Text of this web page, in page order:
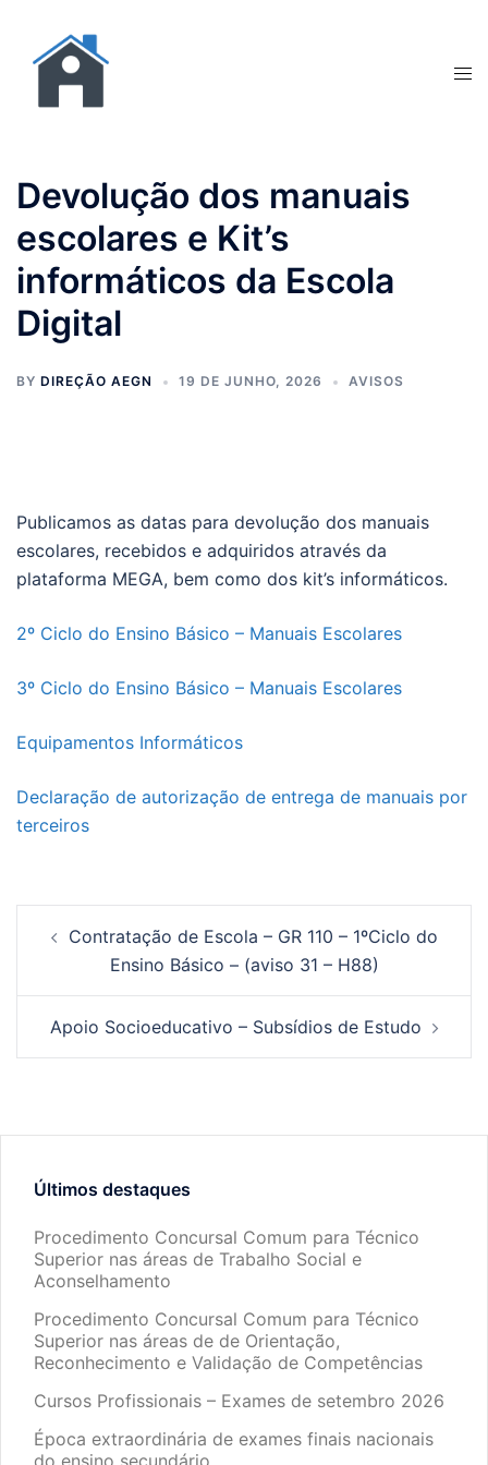
Devolução dos manuais
escolares e Kit’s
informáticos da Escola
Digital
BY DIREÇÃO AEGN 19 DE JUNHO, 2026 AVISOS
Publicamos as datas para devolução dos manuais
escolares, recebidos e adquiridos através da
plataforma MEGA, bem como dos kit’s informáticos.
2º Ciclo do Ensino Básico – Manuais Escolares
3º Ciclo do Ensino Básico – Manuais Escolares
Equipamentos Informáticos
Declaração de autorização de entrega de manuais por
terceiros
Contratação de Escola – GR 110 – 1ºCiclo do
Ensino Básico – (aviso 31 – H88)
Apoio Socioeducativo – Subsídios de Estudo
Últimos destaques
Procedimento Concursal Comum para Técnico
Superior nas áreas de Trabalho Social e
Aconselhamento
Procedimento Concursal Comum para Técnico
Superior nas áreas de de Orientação,
Reconhecimento e Validação de Competências
Cursos Profissionais – Exames de setembro 2026
Época extraordinária de exames finais nacionais
do ensino secundário